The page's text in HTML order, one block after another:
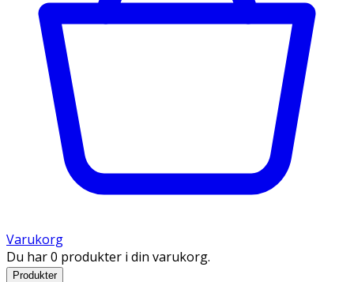
Varukorg
Du har 0 produkter i din varukorg.
Produkter